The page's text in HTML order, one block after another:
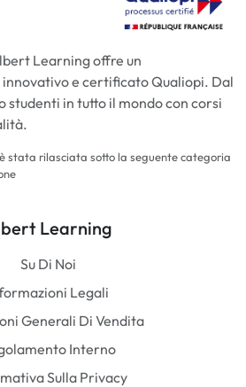
Learning offre un
e certificato Qualiopi. Dal
studenti in tutto il mondo con corsi
stata rilasciata sotto la seguente categoria
Learning
Su Di Noi
Legali
Generali Di Vendita
Interno
Sulla Privacy